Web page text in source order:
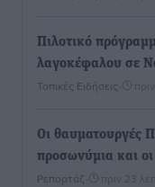
Πιλοτικό
λαγοκέφαλου σε
Τοπικές Ειδήσεις
Οι θαυματουργές
προσωνύμια και οι
Ρεπορτάζ πριν 23